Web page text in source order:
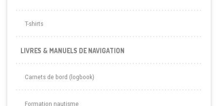
T-shirts
LIVRES & MANUELS DE NAVIGATION
Carnets de bord (logbook)
Formation nautisme